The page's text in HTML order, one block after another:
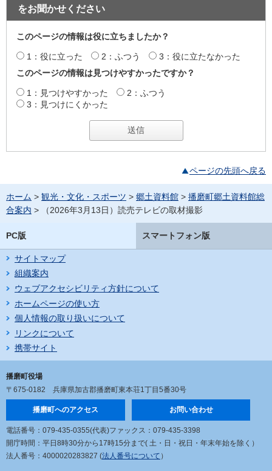
をお聞かせください
このページの情報は役に立ちましたか？
1：役に立った 2：ふつう
3：役に立たなかった
このページの情報は見つけやすかったですか？
1：見つけやすかった
2：ふつう
3：見つけにくかった
ページの先頭へ戻る
ホーム > 観光・文化・スポーツ > 郷土資料館 > 播磨町郷土資料館総
合案内 > （2026年3月13日）読売テレビの取材撮影
PC版 スマートフォン版
サイトマップ
組織案内
ウェブアクセシビリティ方針について
ホームページの使い方
個人情報の取り扱いについて
リンクについて
携帯サイト
播磨町役場
〒675-0182 兵庫県加古郡播磨町東本荘1丁目5番30号
播磨町へのアクセス お問い合わせ
電話番号：079-435-0355(代表)ファックス：079-435-3398
開庁時間：平日8時30分から17時15分まで( 土・日・祝日・年末年始を除く）
法人番号：4000020283827 (法人番号について ）